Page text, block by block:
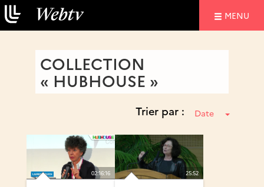
MENU
COLLECTION
« HUBHOUSE »
Trier par : Date
02:16:16 25:52